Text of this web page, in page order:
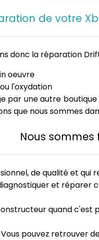
de votre
donc la réparation
oeuvre
l'oxydation
par une autre
que nous sommes
Nous
de qualité et
et
quand
pouvez retrouver